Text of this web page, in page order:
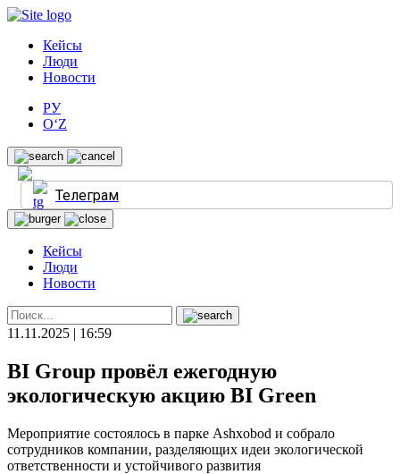
Кейсы
Люди
Новости
РУ
O‘Z
Телеграм
Кейсы
Люди
Новости
11.11.2025 | 16:59
BI Group провёл ежегодную
экологическую акцию BI Green
Мероприятие состоялось в парке Ashxobod и собрало
сотрудников компании, разделяющих идеи экологической
ответственности и устойчивого развития